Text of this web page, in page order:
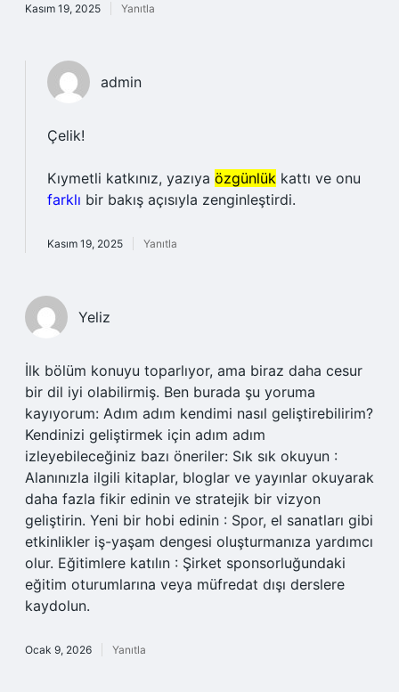
Kasım 19, 2025 Yanıtla
admin
Çelik!
Kıymetli katkınız, yazıya özgünlük kattı ve onu
farklı bir bakış açısıyla zenginleştirdi.
Kasım 19, 2025 Yanıtla
Yeliz
İlk bölüm konuyu toparlıyor, ama biraz daha cesur
bir dil iyi olabilirmiş. Ben burada şu yoruma
kayıyorum: Adım adım kendimi nasıl geliştirebilirim?
Kendinizi geliştirmek için adım adım
izleyebileceğiniz bazı öneriler: Sık sık okuyun :
Alanınızla ilgili kitaplar, bloglar ve yayınlar okuyarak
daha fazla fikir edinin ve stratejik bir vizyon
geliştirin. Yeni bir hobi edinin : Spor, el sanatları gibi
etkinlikler iş-yaşam dengesi oluşturmanıza yardımcı
olur. Eğitimlere katılın : Şirket sponsorluğundaki
eğitim oturumlarına veya müfredat dışı derslere
kaydolun.
Ocak 9, 2026 Yanıtla